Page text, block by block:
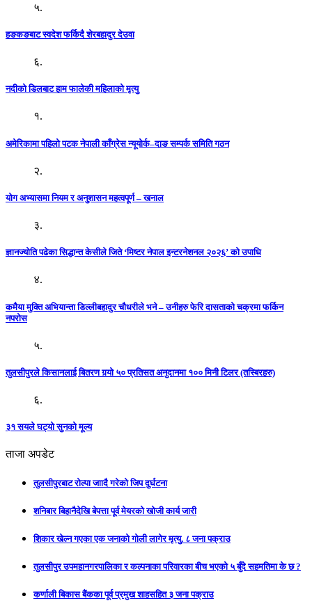
५.
हङकङबाट स्वदेश फर्किदै शेरबहादुर देउवा
६.
नदीको डिलबाट हाम फालेकी महिलाको मृत्यु
१.
अमेरिकामा पहिलो पटक नेपाली काँग्रेस न्यूयोर्क–दाङ सम्पर्क समिति गठन
२.
योग अभ्यासमा नियम र अनुशासन महत्वपूर्ण – खनाल
३.
ज्ञानज्योति पढेका सिद्धान्त केसीले जिते ‘मिष्टर नेपाल इन्टरनेशनल २०२६’ को उपाधि
४.
कमैया मुक्ति अभियान्ता डिल्लीबहादुर चौधरीले भने – उनीहरु फेरि दासताको चक्रमा फर्किन
नपरोस
५.
तुलसीपुरले किसानलाई बितरण गर्‍यो ५० प्रतिसत अनुदानमा १०० मिनी टिलर (तस्बिरहरु)
६.
३१ सयले घट्यो सुनको मूल्य
ताजा अपडेट
तुलसीपुरबाट रोल्पा जाादै गरेको जिप दुर्घटना
शनिबार बिहानैदेखि बेपत्ता पूर्व मेयरको खोजी कार्य जारी
शिकार खेल्न गएका एक जनाको गोली लागेर मृत्यु, ८ जना पक्राउ
तुलसीपुर उपमहानगरपालिका र कल्पनाका परिवारका बीच भएको ५ बुँदे सहमतिमा के छ ?
कर्णाली बिकास बैंकका पूर्व प्रमुख शाहसहित ३ जना पक्राउ